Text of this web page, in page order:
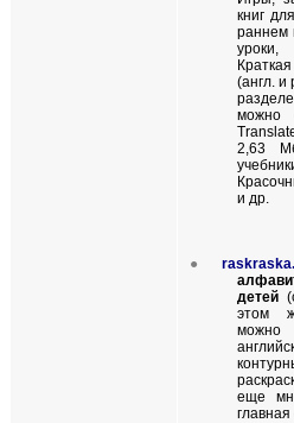
книг
раннем
уроки,
(англ. и
можно
2,63
и др.
●
детей
этом
можно
еще
главная